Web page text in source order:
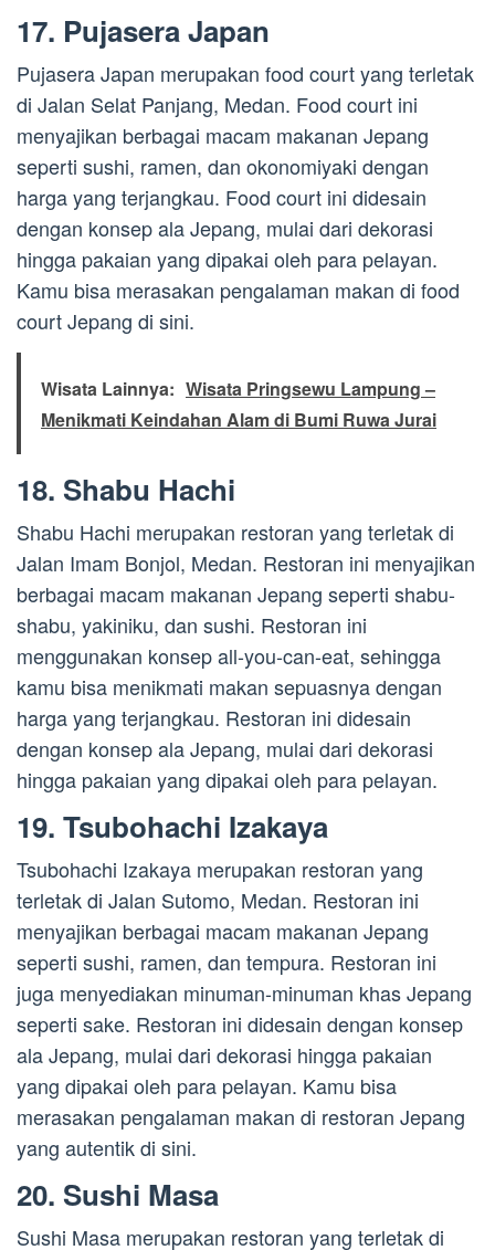
17. Pujasera Japan
Pujasera Japan merupakan food court yang terletak
di Jalan Selat Panjang, Medan. Food court ini
menyajikan berbagai macam makanan Jepang
seperti sushi, ramen, dan okonomiyaki dengan
harga yang terjangkau. Food court ini didesain
dengan konsep ala Jepang, mulai dari dekorasi
hingga pakaian yang dipakai oleh para pelayan.
Kamu bisa merasakan pengalaman makan di food
court Jepang di sini.
Wisata Lainnya: Wisata Pringsewu Lampung –
Menikmati Keindahan Alam di Bumi Ruwa Jurai
18. Shabu Hachi
Shabu Hachi merupakan restoran yang terletak di
Jalan Imam Bonjol, Medan. Restoran ini menyajikan
berbagai macam makanan Jepang seperti shabu-
shabu, yakiniku, dan sushi. Restoran ini
menggunakan konsep all-you-can-eat, sehingga
kamu bisa menikmati makan sepuasnya dengan
harga yang terjangkau. Restoran ini didesain
dengan konsep ala Jepang, mulai dari dekorasi
hingga pakaian yang dipakai oleh para pelayan.
19. Tsubohachi Izakaya
Tsubohachi Izakaya merupakan restoran yang
terletak di Jalan Sutomo, Medan. Restoran ini
menyajikan berbagai macam makanan Jepang
seperti sushi, ramen, dan tempura. Restoran ini
juga menyediakan minuman-minuman khas Jepang
seperti sake. Restoran ini didesain dengan konsep
ala Jepang, mulai dari dekorasi hingga pakaian
yang dipakai oleh para pelayan. Kamu bisa
merasakan pengalaman makan di restoran Jepang
yang autentik di sini.
20. Sushi Masa
Sushi Masa merupakan restoran yang terletak di